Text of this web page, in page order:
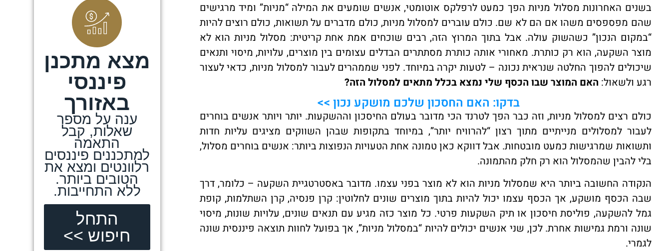
בשנים האחרונות מסלול מניות הפך כמעט לרפלקס אוטומטי, אנשים שומעים את המילה “מניות” ומיד מרגישים
שהם מפספסים משהו אם הם לא שם. כולם עוברים למסלול מניות, כולם מדברים על תשואות, כולם רוצים להיות
“במקום הנכון” כשהשוק עולה. אבל בתוך המרוץ הזה, רבים שוכחים אמת אחת קריטית: מסלול מניות הוא לא
מוצר השקעה, הוא רק כותרת. מאחורי אותה כותרת מסתתרים הבדלים עצומים בין מוצרים, עלויות, מיסוי ותנאים
שיכולים להפוך החלטה שנראית נכונה – לטעות יקרה במיוחד. לפני שממהרים לעבור למסלול מניות, כדאי לעצור
רגע ולשאול:האם המוצר שבו הכסף שלי נמצא בכלל מתאים למסלול הזה?
בדקו: האם החסכון שלכם מושקע נכון >>
כולם רצים למסלול מניות, וזה כבר הפך לטרנד הכי מדובר בעולם החיסכון וההשקעות. יותר ויותר אנשים בוחרים
לעבור למסלולים מנייתיים מתוך רצון “להרוויח יותר”, במיוחד בתקופות שבהן השווקים מציגים עליות חדות
ותשואות שמרגישות כמעט מובטחות. אבל דווקא כאן טמונה אחת הטעויות הנפוצות ביותר: אנשים בוחרים מסלול,
בלי להבין שהמסלול הוא רק חלק מהתמונה.
הנקודה החשובה ביותר היא שמסלול מניות הוא לא מוצר בפני עצמו. מדובר באסטרטגיית השקעה – כלומר, דרך
שבה הכסף מושקע, אך הכסף עצמו יכול להיות בתוך מוצרים שונים לחלוטין: קרן פנסיה, קרן השתלמות, קופת
גמל להשקעה, פוליסת חיסכון או תיק השקעות פרטי. כל מוצר כזה מגיע עם תנאים שונים, עלויות שונות, מיסוי
שונה ורמת גמישות אחרת. לכן, שני אנשים יכולים להיות “במסלול מניות”, אך בפועל לחוות תוצאה פיננסית שונה
לגמרי.
מצא מתכנן
פיננסי
באזורך
ענה על מספר
שאלות, קבל
התאמה
למתכננים פיננסים
רלוונטים ומצא את
הטובים ביותר.
ללא התחייבות.
התחל
חיפוש >>